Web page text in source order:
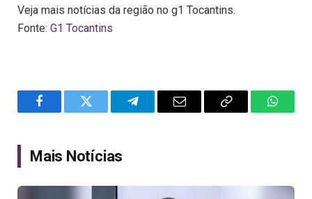
Veja mais notícias da região no g1 Tocantins.
Fonte: G1 Tocantins
FacebookTwitter TelegramEmail
Copy
Mais Notícias